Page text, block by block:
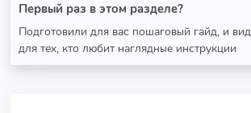
Первый раз в этом разделе?
Подготовили для вас пошаговый гайд, и
для тех, кто любит наглядные инструкции